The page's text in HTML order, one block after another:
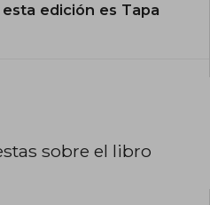
edición es Tapa
sobre el libro